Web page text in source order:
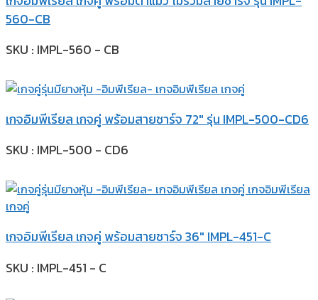
560-CB
SKU : IMPL-560 - CB
เกจอิมพีเรียล เกจคู่ พร้อมสายชาร์จ 72″ รุ่น IMPL-500-CD6
SKU : IMPL-500 - CD6
เกจอิมพีเรียล เกจคู่ พร้อมสายชาร์จ 36″ IMPL-451-C
SKU : IMPL-451 - C